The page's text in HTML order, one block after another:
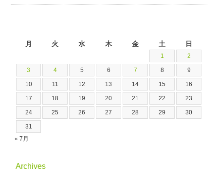
月 火 水 木 金 土 日
1 2
3 4 5 6 7 8 9
10 11 12 13 14 15 16
17 18 19 20 21 22 23
24 25 26 27 28 29 30
31
« 7月
Archives